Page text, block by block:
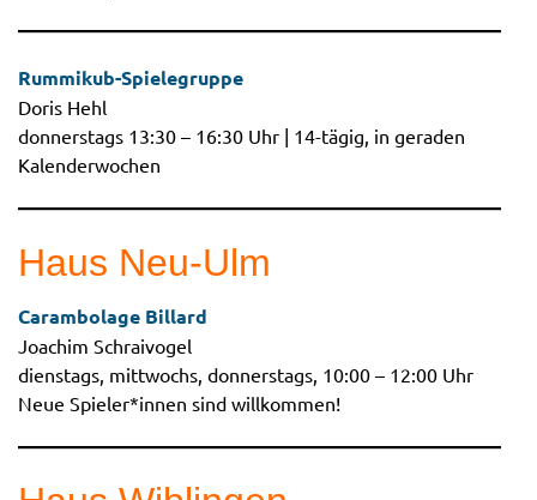
Rummikub-Spielegruppe
Doris Hehl
donnerstags 13:30 – 16:30 Uhr | 14-tägig, in geraden
Kalenderwochen
Haus Neu-Ulm
Carambolage Billard
Joachim Schraivogel
dienstags, mittwochs, donnerstags, 10:00 – 12:00 Uhr
Neue Spieler*innen sind willkommen!